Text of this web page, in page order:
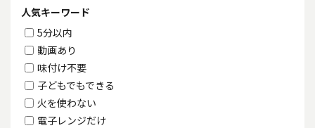
人気キーワード
5分以内
動画あり
味付け不要
子どもでもできる
火を使わない
電子レンジだけ